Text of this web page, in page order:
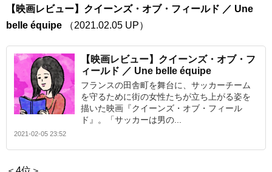
【映画レビュー】クイーンズ・オブ・フィールド ／ Une
belle équipe （2021.02.05 UP）
【映画レビュー】クイーンズ・オブ・フ
ィールド ／ Une belle équipe
フランスの田舎町を舞台に、サッカーチーム
を守るために街の女性たちが立ち上がる姿を
描いた映画『クイーンズ・オブ・フィール
ド』。「サッカーは男の...
2021-02-05 23:52